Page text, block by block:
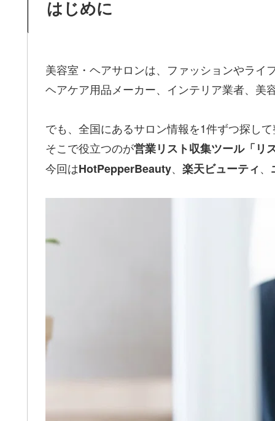
はじめに
美容室・ヘアサロンは、ファッションやライ
ヘアケア用品メーカー、インテリア業者、美
でも、全国にあるサロン情報を1件ずつ探し
そこで役立つのが営業リスト収集ツール「リ
今回はHotPepperBeauty、 楽天ビューティ、